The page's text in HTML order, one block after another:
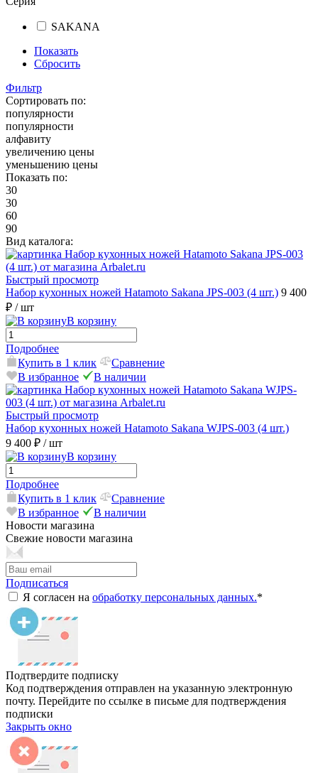
SAKANA
Показать
Сбросить
Фильтр
Сортировать по:
популярности
популярности
алфавиту
увеличению цены
уменьшению цены
Показать по:
30
30
60
90
Вид каталога:
Быстрый просмотр
Набор кухонных ножей Hatamoto Sakana JPS-003 (4 шт.) 9 400
₽ / шт
В корзину
Подробнее
Купить в 1 клик
Сравнение
В избранное
В наличии
Быстрый просмотр
Набор кухонных ножей Hatamoto Sakana WJPS-003 (4 шт.)
9 400 ₽ / шт
В корзину
Подробнее
Купить в 1 клик
Сравнение
В избранное
В наличии
Новости магазина
Свежие новости магазина
Подписаться
Я согласен на обработку персональных данных.*
Подтвердите подписку
Код подтверждения отправлен на указанную электронную
почту. Перейдите по ссылке в письме для подтверждения
подписки
Закрыть окно